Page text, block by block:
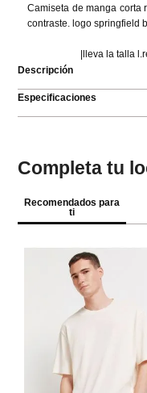
Camiseta de manga corta
contraste. logo springfield
|lleva
Descripción
Especificaciones
Completa tu
Recomendados para
ti